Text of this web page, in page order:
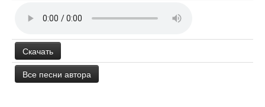
Скачать
Все песни автора